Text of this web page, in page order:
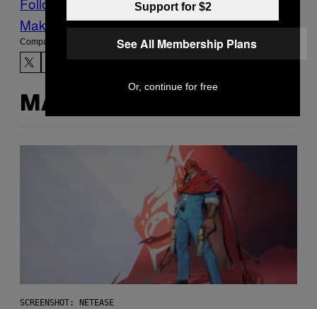
Make Us Preferred In Top Stories
Compartir:
MÁS DE LO MISMO
SCREENSHOT: NETEASE
Support for $2
See All Membership Plans
Or, continue for free